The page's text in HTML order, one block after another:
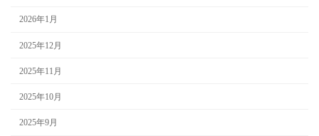
2026年1月
2025年12月
2025年11月
2025年10月
2025年9月